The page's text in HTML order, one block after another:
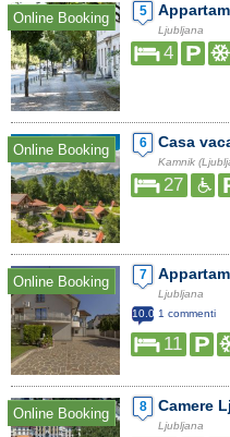
Online Booking 5
Ljubljana
4
Online Booking 6 Casa
Kamnik
27
Online Booking 7
Ljubljana
10.0 1 commenti
11
Online Booking 8 Camere
Ljubljana